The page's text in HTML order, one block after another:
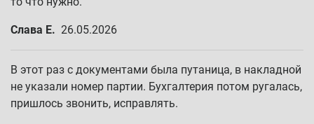
Слава Е. 26.05.2026
В этот раз с документами была путаница, в накладной
не указали номер партии. Бухгалтерия потом ругалась,
пришлось звонить, исправлять.